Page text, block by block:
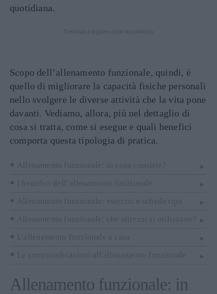
quotidiana.
Scopo dell’allenamento funzionale, quindi, è
quello di migliorare la capacità fisiche personali
nello svolgere le diverse attività che la vita pone
davanti. Vediamo, allora, più nel dettaglio di
cosa si tratta, come si esegue e quali benefici
comporta questa tipologia di pratica.
Allenamento funzionale: in cosa consiste?
I benefici dell’allenamento funzionale
Allenamento funzionale: esercizi e scheda tipo
Allenamento funzionale: che attrezzi si utilizzano?
L'allenamento funzionale a casa
Le controindicazioni all'allenamento funzionale
Allenamento funzionale: in